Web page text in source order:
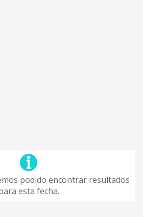
podido encontrar resultados
esta fecha.